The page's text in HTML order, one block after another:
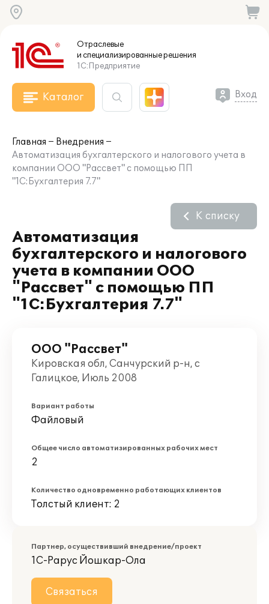
Отраслевые
и специализированныерешения
1С:Предприятие
Каталог Вход
Главная
Внедрения
Автоматизация бухгалтерского и налогового учета в
компании ООО "Рассвет" с помощью ПП
"1С:Бухгалтерия 7.7"
Автоматизация
бухгалтерского и налогового
учета в компании ООО
"Рассвет" с помощью ПП
"1С:Бухгалтерия 7.7"
К списку
ООО "Рассвет"
Кировская обл, Санчурский р-н, с
Галицкое, Июль 2008
Вариант работы
Файловый
Общее число автоматизированных рабочих мест
2
Количество одновременно работающих клиентов
Толстый клиент: 2
Партнер, осуществивший внедрение/проект
1С-Рарус Йошкар-Ола
Связаться